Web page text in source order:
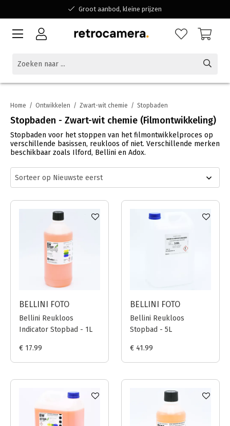
Groot aanbod, kleine prijzen
Bereikbaar voor al jouw vragen
Home / Ontwikkelen / Zwart-wit chemie / Stopbaden
Stopbaden - Zwart-wit chemie (Filmontwikkeling)
Stopbaden voor het stoppen van het filmontwikkelproces op
verschillende basissen, reukloos of niet. Verschillende merken
beschikbaar zoals Ilford, Bellini en Adox.
BELLINI FOTO
Bellini Reukloos
Indicator Stopbad - 1L
€ 17.99
BELLINI FOTO
Bellini Reukloos
Stopbad - 5L
€ 41.99